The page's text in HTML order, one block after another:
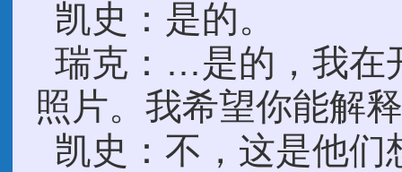
凯史：是的。
瑞克：…是的，我在
照片。我希望你能解
凯史：不，这是他们